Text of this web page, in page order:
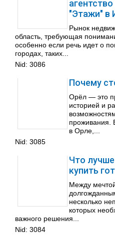
"Этажи" в
Рынок
область, требующая
особенно если речь идет о
городах, таких...
Nid: 3086
Почему
Орёл — это
историей и
проживания.
в Орле,...
Nid: 3085
Что
купить
Между
несколько
которых
важного решения...
Nid: 3084